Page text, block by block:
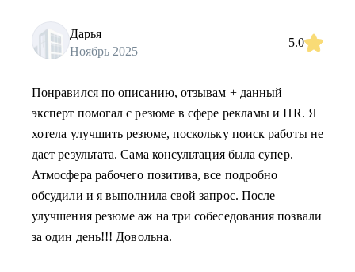
Дарья
Ноябрь 2025
5.0
Понравился по описанию, отзывам + данный
эксперт помогал с резюме в сфере рекламы и HR. Я
хотела улучшить резюме, поскольку поиск работы не
дает результата. Сама консультация была супер.
Атмосфера рабочего позитива, все подробно
обсудили и я выполнила свой запрос. После
улучшения резюме аж на три собеседования позвали
за один день!!! Довольна.